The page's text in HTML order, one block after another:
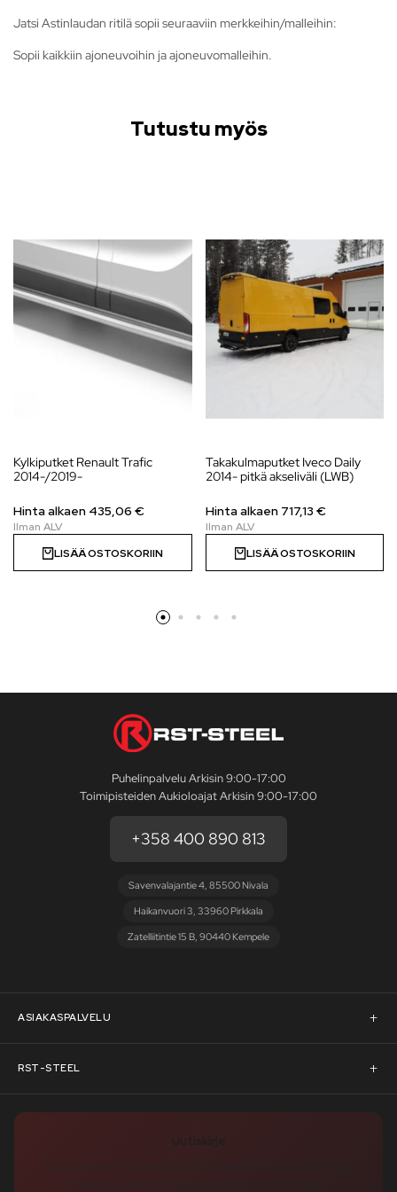
Jatsi Astinlaudan ritilä sopii seuraaviin merkkeihin/malleihin:
Sopii kaikkiin ajoneuvoihin ja ajoneuvomalleihin.
Tutustu myös
Kylkiputket Renault Trafic
2014-/2019-
Hinta alkaen 435,06 €
LISÄÄ OSTOSKORIIN
Takakulmaputket Iveco Daily
2014- pitkä akseliväli (LWB)
Hinta alkaen 717,13 €
LISÄÄ OSTOSKORIIN
Puhelinpalvelu Arkisin 9:00-17:00
Toimipisteiden Aukioloajat Arkisin 9:00-17:00
+358 400 890 813
Savenvalajantie 4, 85500 Nivala
Haikanvuori 3, 33960 Pirkkala
Zatelliitintie 15 B, 90440 Kempele
ASIAKASPALVELU
Asiakaspalvelu
Pyydä tarjous
RST-STEEL
RST-Steelin tarina
Uutiskirje